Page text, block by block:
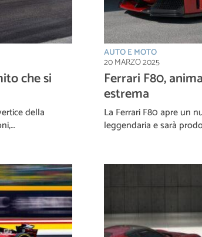
che si
della
AUTO E MOTO
20 MARZO 2025
Ferrari F80,
estrema
La Ferrari F80 apre un
leggendaria e sarà